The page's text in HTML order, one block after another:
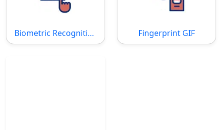
Biometric Recognition GIF Fingerprint GIF